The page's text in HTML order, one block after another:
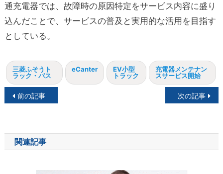
通充電器では、故障時の原因特定をサービス内容に盛り
込んだことで、サービスの普及と実用的な活用を目指す
としている。
三菱ふそうト
ラック・バス
eCanter
EV小型
トラック
充電器メンテナン
スサービス開始
投
ナ
ビ
前の記事 次の記事
関連記事